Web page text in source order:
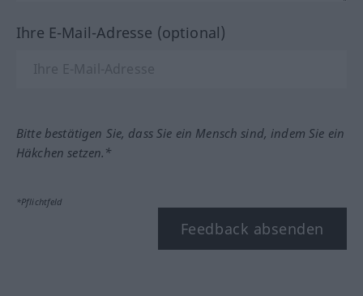
Ihre E-Mail-Adresse (optional)
Bitte bestätigen Sie, dass Sie ein Mensch sind, indem Sie ein
Häkchen setzen.*
*Pflichtfeld
Feedback absenden